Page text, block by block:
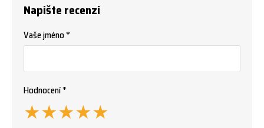
Napište recenzi
Vaše jméno *
Hodnocení *
★
★
★
★
★